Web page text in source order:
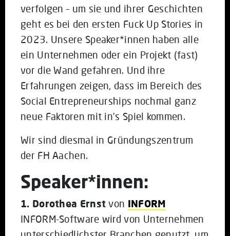
verfolgen – um sie und ihrer Geschichten
geht es bei den ersten Fuck Up Stories in
2023. Unsere Speaker*innen haben alle
ein Unternehmen oder ein Projekt (fast)
vor die Wand gefahren. Und ihre
Erfahrungen zeigen, dass im Bereich des
Social Entrepreneurships nochmal ganz
neue Faktoren mit in’s Spiel kommen.
Wir sind diesmal in Gründungszentrum
der FH Aachen.
Speaker*innen:
1. Dorothea Ernstvon INFORM
INFORM-Software wird von Unternehmen